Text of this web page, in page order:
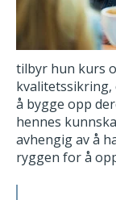
tilbyr hun kurs
kvalitetssikring,
å bygge opp
hennes
avhengig av å
ryggen for å